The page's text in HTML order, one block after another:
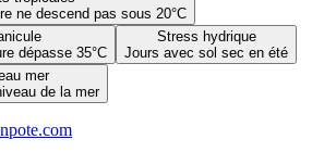
ne descend pas sous 20°C
dépasse 35°C
Stress hydrique
Jours avec sol sec en été
mer
de la mer